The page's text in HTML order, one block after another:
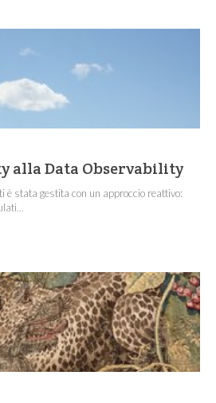
alla Data Observability
è stata gestita con un approccio reattivo: